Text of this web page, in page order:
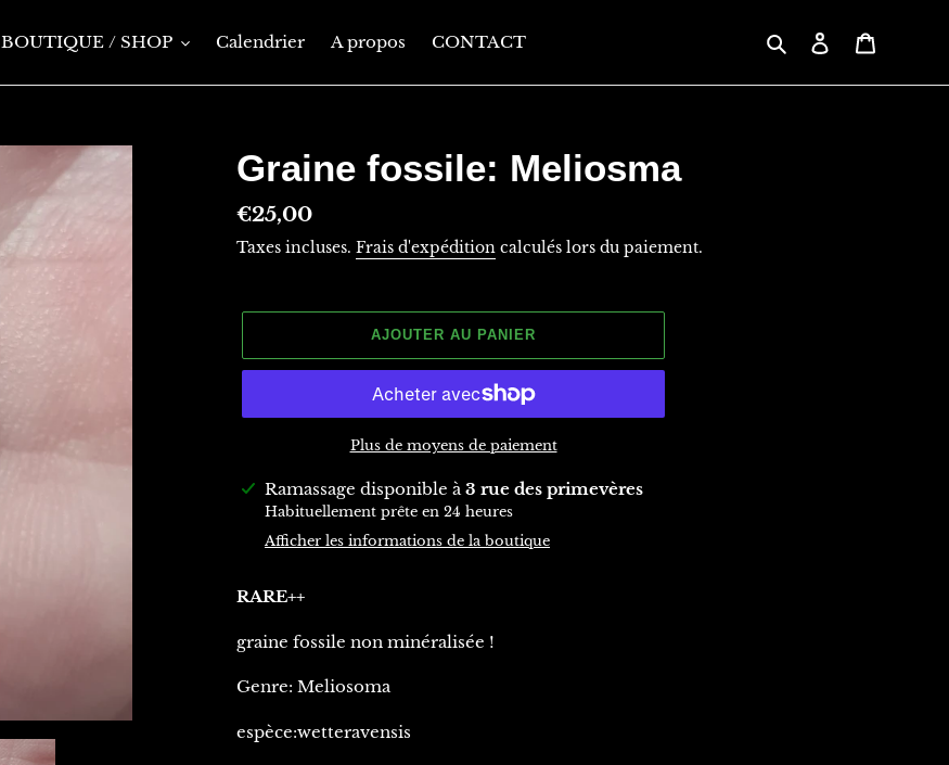
BOUTIQUE / SHOP Calendrier A propos CONTACT RechercherSe connecter
Graine fossile: Meliosma
Prix
normal
€25,00
Taxes incluses. Frais d'expédition calculés lors du paiement.
AJOUTER AU PANIER
Plus de moyens de paiement
Ajout
d'un
produit
panier
Ramassage disponible à3 rue des primevères
Habituellement prête en 24 heures
Afficher les informations de la boutique
RARE++
graine fossile non minéralisée !
Genre: Meliosoma
espèce:wetteravensis